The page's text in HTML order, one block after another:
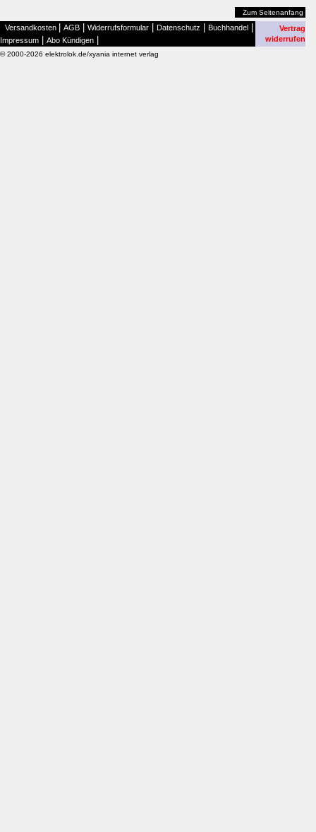
Zum Seitenanfang
Versandkosten AGB Widerrufsformular Datenschutz Buchhandel
Impressum Abo Kündigen
Vertrag
widerrufen
© 2000-2026 elektrolok.de/xyania internet verlag